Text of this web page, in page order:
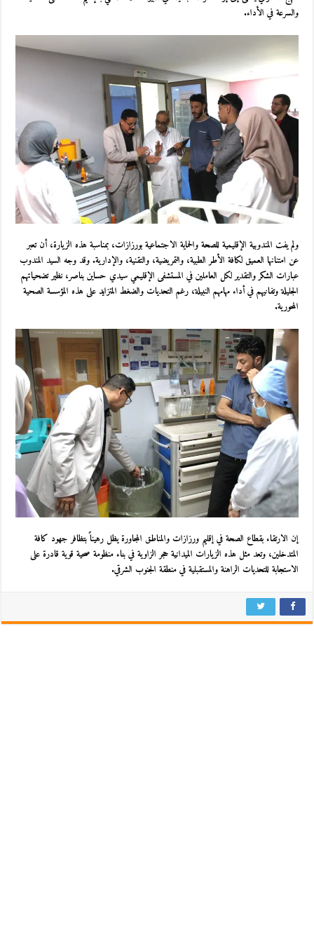
والسرعة في الأداء.
ولم يفت المندوبية الإقليمية للصحة والحماية الاجتماعية بورزازات، بمناسبة هذه الزيارة، أن تعبر
عن امتنانها العميق لكافة الأطر الطبية، والتمريضية، والتقنية، والإدارية. وقد وجه السيد المندوب
عبارات الشكر والتقدير لكل العاملين في المستشفى الإقليمي سيدي حساين بناصر، نظير تضحياتهم
الجليلة وتفانيهم في أداء مهامهم النبيلة، رغم التحديات والضغط المتزايد على هذه المؤسسة الصحية
المحورية.
إن الارتقاء بقطاع الصحة في إقليم ورزازات والمناطق المجاورة يظل رهيناً بتظافر جهود كافة
المتدخلين، وتعد مثل هذه الزيارات الميدانية حجر الزاوية في بناء منظومة صحية قوية قادرة على
الاستجابة للتحديات الراهنة والمستقبلية في منطقة الجنوب الشرقي.